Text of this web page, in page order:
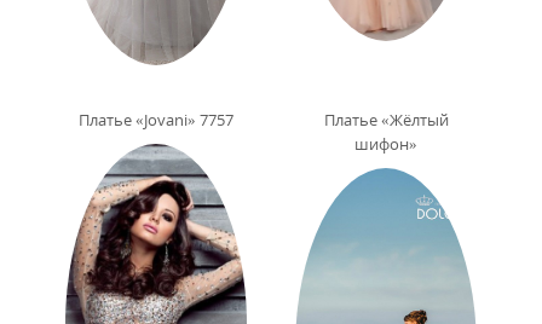
Платье «Jovani» 7757
Платье «Жёлтый
шифон»